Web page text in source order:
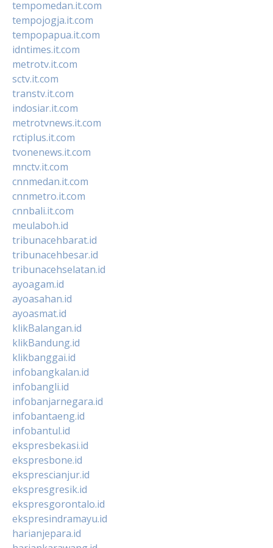
tempomedan.it.com
tempojogja.it.com
tempopapua.it.com
idntimes.it.com
metrotv.it.com
sctv.it.com
transtv.it.com
indosiar.it.com
metrotvnews.it.com
rctiplus.it.com
tvonenews.it.com
mnctv.it.com
cnnmedan.it.com
cnnmetro.it.com
cnnbali.it.com
meulaboh.id
tribunacehbarat.id
tribunacehbesar.id
tribunacehselatan.id
ayoagam.id
ayoasahan.id
ayoasmat.id
klikBalangan.id
klikBandung.id
klikbanggai.id
infobangkalan.id
infobangli.id
infobanjarnegara.id
infobantaeng.id
infobantul.id
ekspresbekasi.id
ekspresbone.id
eksprescianjur.id
ekspresgresik.id
ekspresgorontalo.id
ekspresindramayu.id
harianjepara.id